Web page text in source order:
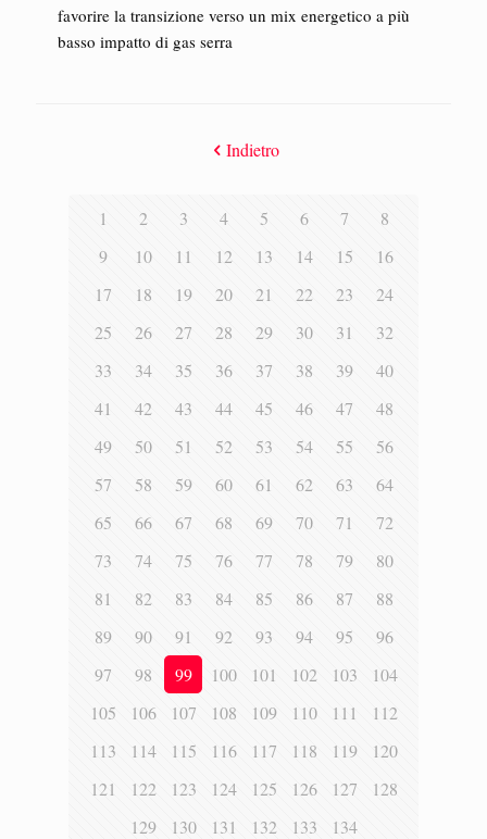
favorire la transizione verso un mix energetico a più
basso impatto di gas serra
Indietro
1 2 3 4 5 6 7
8
9
10 11 12 13 14 15
16
17
18 19 20 21 22 23
24
25
26 27 28 29 30 31
32
33
34 35 36 37 38 39
40
41
42 43 44 45 46 47
48
49
50 51 52 53 54 55
56
57
58 59 60 61 62 63
64
65
66 67 68 69 70 71
72
73
74 75 76 77 78 79
80
81
82 83 84 85 86 87
88
89
90 91 92 93 94 95
96
97
98 99 100 101 102 103
104
105
106 107 108 109 110 111
112
113
114 115 116 117 118 119
120
121
122 123 124 125 126 127
128
129
130 131 132 133 134